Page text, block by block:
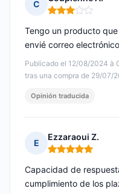
C
Nota: 3 de 5
Publicado el 12/08/2024 à
tras una compra de 29/07/
Tengo un producto
envié correo
Opinión traducida
E
Ezzaraoui Z.
Nota: 5 de 5
Capacidad de
cumplimiento de los